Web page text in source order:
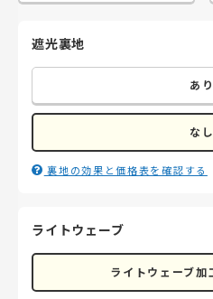
遮光裏地
あり
なし
裏地の効果と価格表を確認する
ライトウェーブ
ライトウェーブ加